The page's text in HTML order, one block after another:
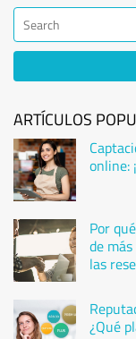
ARTÍCULOS
online:
Por
de
las
¿Qué